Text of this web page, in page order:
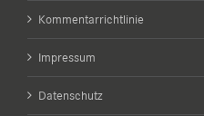
Kommentarrichtlinie
Impressum
Datenschutz